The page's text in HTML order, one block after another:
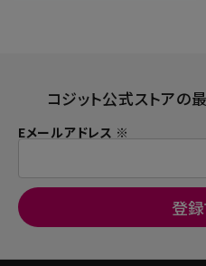
コジット公式ストアの
Eメールアドレス ※